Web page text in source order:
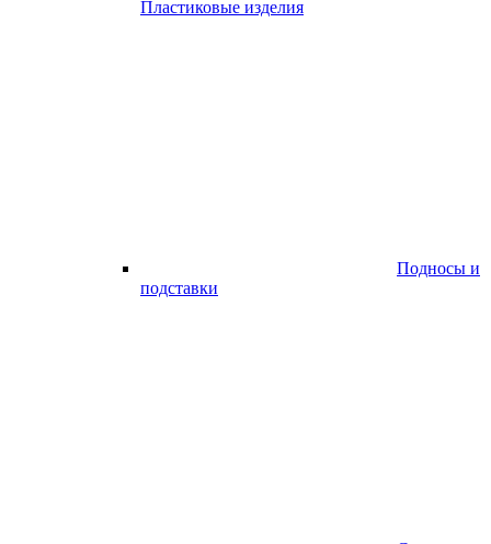
Пластиковые изделия
Подносы и
подставки